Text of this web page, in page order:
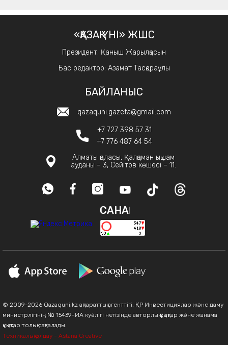
«ҚАЗАҚ ҮНІ» ЖШС
Президент: Қаныш Жарылқасын
Бас редактор: Азамат Тасқараұлы
БАЙЛАНЫС
qazaquni.gazeta@gmail.com
+7 727 398 57 31
+7 776 487 64 54
Алматы қаласы, Қалқаман ықшам
ауданы – 3, Сейітов көшесі – 11.
САНАҚ
© 2009-2026 Qazaquni.kz ақпараттық агенттігі, ҚР Инвестициялар және даму
министрлігінің № 15439-ИА куәлігі негізінде авторлық құқықтар және жанама
құқықтар толық сақталады.
Техникалық қолдау - Astana Creative